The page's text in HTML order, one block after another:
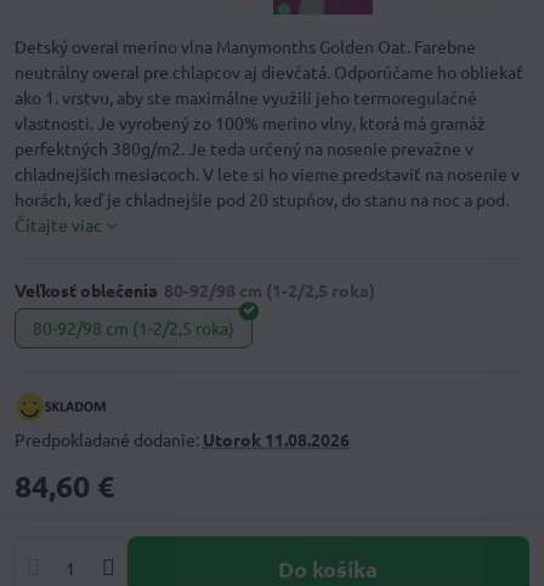
Detský overal merino vlna Manymonths Golden Oat. Farebne
neutrálny overal pre chlapcov aj dievčatá. Odporúčame ho obliekať
ako 1. vrstvu, aby ste maximálne využili jeho termoregulačné
vlastnosti. Je vyrobený zo 100% merino vlny, ktorá má gramáž
perfektných 380g/m2. Je teda určený na nosenie prevažne v
chladnejších mesiacoch. V lete si ho vieme predstaviť na nosenie v
horách, keď je chladnejšie pod 20 stupňov, do stanu na noc a pod.
Čítajte viac
Veľkosť oblečenia
80-92/98 cm (1-2/2,5 roka)
Predpokladané dodanie: Utorok 11.08.2026
84,60 €
Do košíka